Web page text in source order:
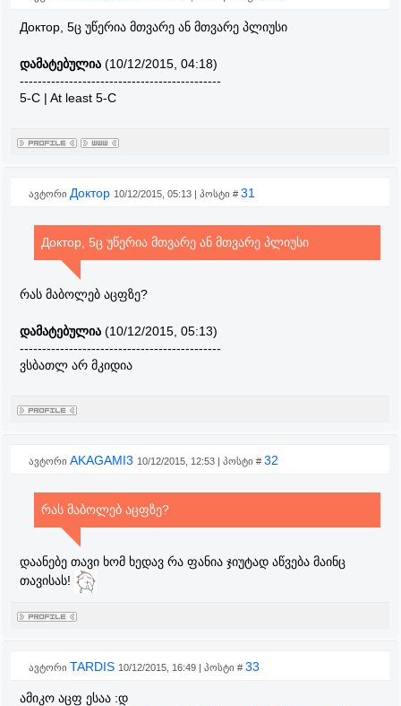
Доктор, 5ც უწერია მთვარე ან მთვარე პლიუსი
დამატებულია (10/12/2015, 04:18)
---------------------------------------------
5-C | At least 5-C
ავტორი Доктор 10/12/2015, 05:13 | პოსტი # 31
Доктор, 5ც უწერია მთვარე ან მთვარე პლიუსი
რას მაბოლებ აცფზე?
დამატებულია (10/12/2015, 05:13)
---------------------------------------------
ვსბათლ არ მკიდია
ავტორი AKAGAMI3 10/12/2015, 12:53 | პოსტი # 32
რას მაბოლებ აცფზე?
დაანებე თავი ხომ ხედავ რა ფანია ჯიუტად აწვება მაინც
თავისას!
ავტორი TARDIS 10/12/2015, 16:49 | პოსტი # 33
ამიკო აცფ ესაა :დ